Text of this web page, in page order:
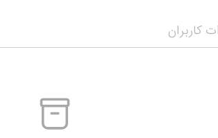
کاربران